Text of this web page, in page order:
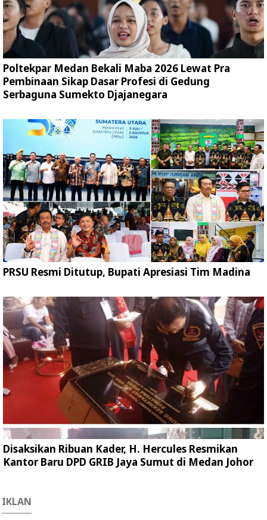
Poltekpar Medan Bekali Maba 2026 Lewat Pra
Pembinaan Sikap Dasar Profesi di Gedung
Serbaguna Sumekto Djajanegara
PRSU Resmi Ditutup, Bupati Apresiasi Tim Madina
Disaksikan Ribuan Kader, H. Hercules Resmikan
Kantor Baru DPD GRIB Jaya Sumut di Medan Johor
IKLAN